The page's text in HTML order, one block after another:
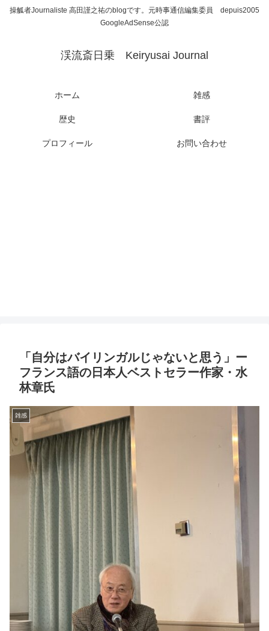
操觚者Journaliste 高田謹之祐のblogです。元時事通信編集委員 depuis2005
GoogleAdSense公認
渓流斎日乗 Keiryusai Journal
ホーム 雑感
歴史 書評
プロフィール お問い合わせ
「自分はバイリンガルじゃないと思う」ー
フランス語の日本人ベストセラー作家・水
林章氏
雑感